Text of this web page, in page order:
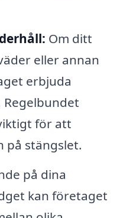
Om ditt
eller annan
erbjuda
för att
på stängslet.
på dina
kan företaget